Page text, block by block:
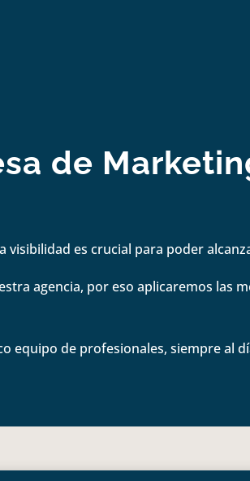
de
visibilidad es crucial para poder
agencia, por eso aplicaremos las
equipo de profesionales, siempre al